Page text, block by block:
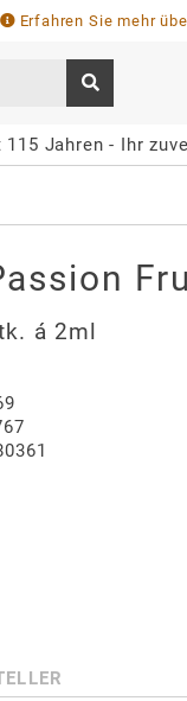
Erfahren Sie mehr
115 Jahren - Ihr
á 2ml